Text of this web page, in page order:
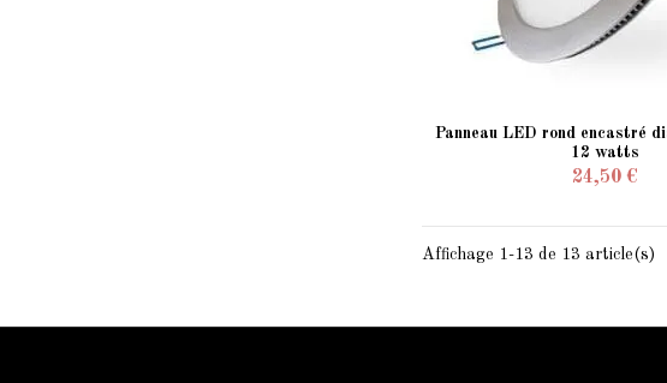
Panneau LED rond encastré
12 watts
24,50 €
Affichage 1-13 de 13 article(s)